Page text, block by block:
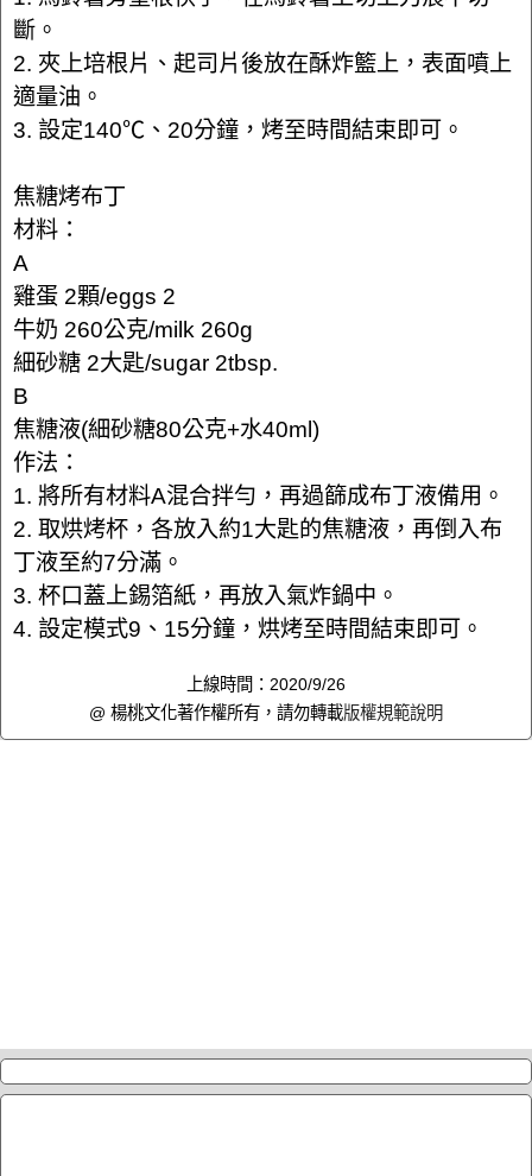
斷。
2. 夾上培根片、起司片後放在酥炸籃上，表面噴上
適量油。
3. 設定140℃、20分鐘，烤至時間結束即可。
焦糖烤布丁
材料：
A
雞蛋 2顆/eggs 2
牛奶 260公克/milk 260g
細砂糖 2大匙/sugar 2tbsp.
B
焦糖液(細砂糖80公克+水40ml)
作法：
1. 將所有材料A混合拌勻，再過篩成布丁液備用。
2. 取烘烤杯，各放入約1大匙的焦糖液，再倒入布
丁液至約7分滿。
3. 杯口蓋上錫箔紙，再放入氣炸鍋中。
4. 設定模式9、15分鐘，烘烤至時間結束即可。
上線時間：2020/9/26
@ 楊桃文化著作權所有，請勿轉載版權規範說明